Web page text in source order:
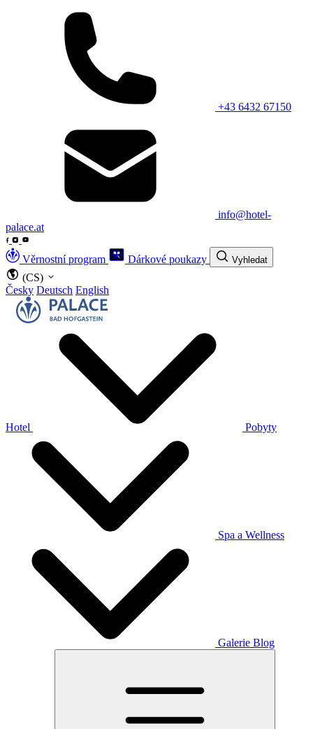
+43 6432 67150
info@hotel-
palace.at
Věrnostní program Dárkové poukazy Vyhledat
(CS)
Česky Deutsch English
Hotel Pobyty
Spa a Wellness
Galerie Blog